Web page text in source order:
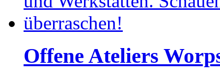
Offene Ateliers